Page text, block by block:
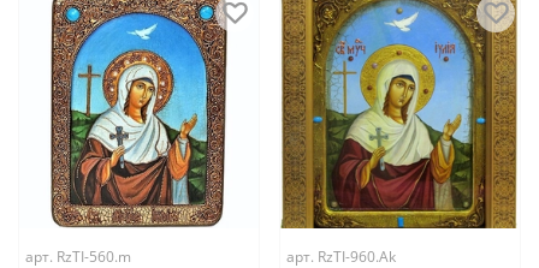
арт. RzTI-560.m арт. RzTI-960.Ak